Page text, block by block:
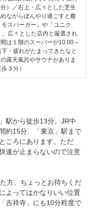
）／右上・広々とした芝生
ながらぼんやり過ごすと癒
スバーガー」や「ユニク
広々とした店内と厳選され
は１階のスーパーが10:00～
・疲れがたまってきたなと
露天風呂やサウナがありま
歩３分）
駅から徒歩13分。JR中
約15分、「東京」駅まで
ころにあります。ただ
速が止まらないので注意
方、ちょっとお待ちくだ
よってはかなりいい位置
吉祥寺」にも10分程度で